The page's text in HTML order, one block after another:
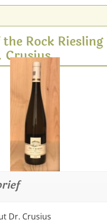
Rock Riesling
Crusius
Dr. Crusius